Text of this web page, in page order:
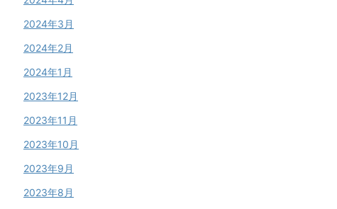
2024年3月
2024年2月
2024年1月
2023年12月
2023年11月
2023年10月
2023年9月
2023年8月